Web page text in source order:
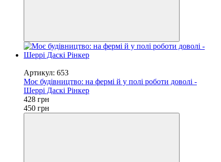
Артикул: 653
Моє будівництво: на фермі й у полі роботи доволі -
Шеррі Даскі Рінкер
428 грн
450 грн